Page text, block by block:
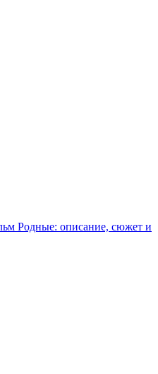
Родные: описание, сюжет и